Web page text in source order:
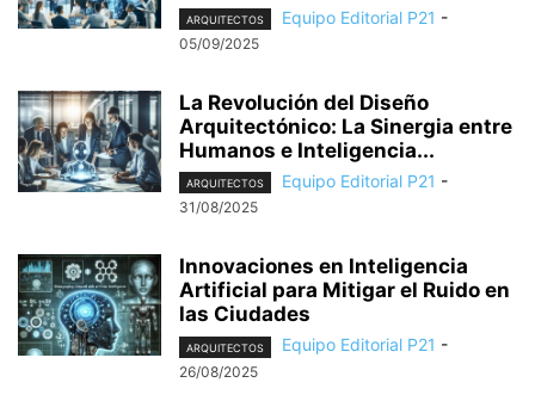
ARQUITECTOS Equipo Editorial P21 -
05/09/2025
La Revolución del Diseño
Arquitectónico: La Sinergia entre
Humanos e Inteligencia...
ARQUITECTOS Equipo Editorial P21 -
31/08/2025
Innovaciones en Inteligencia
Artificial para Mitigar el Ruido en
las Ciudades
ARQUITECTOS Equipo Editorial P21 -
26/08/2025